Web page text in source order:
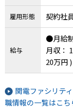
雇用形態 契約社
給与
●月給
月収：
20万円 )
関電ファシリテ
職情報の一覧はこち